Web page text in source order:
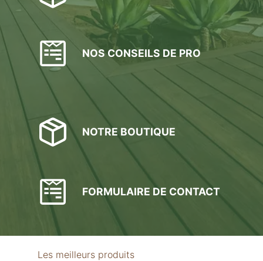
NOS CONSEILS DE PRO
NOTRE BOUTIQUE
FORMULAIRE DE CONTACT
Les meilleurs produits